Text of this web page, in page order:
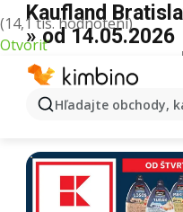
(14,1 tis. hodnotení)
Otvoriť
Hľadajte obchody,
Kaufland
» od 14.05.2026